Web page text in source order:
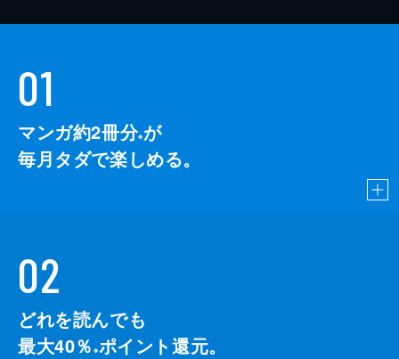
01
マンガ約2冊分※が
毎月タダで楽しめる。
02
どれを読んでも
最大40％ ※ポイント還元。